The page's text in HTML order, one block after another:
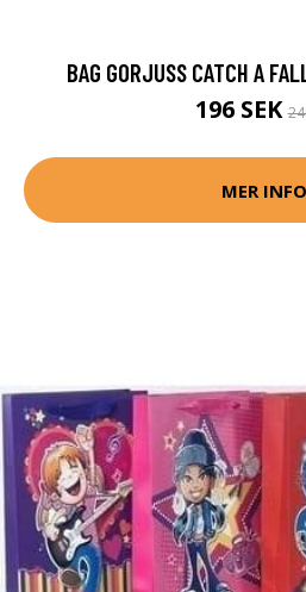
BAG GORJUSS CATCH A
196 SEK
MER